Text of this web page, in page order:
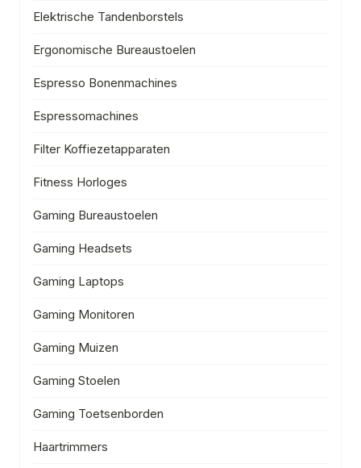
Elektrische Tandenborstels
Ergonomische Bureaustoelen
Espresso Bonenmachines
Espressomachines
Filter Koffiezetapparaten
Fitness Horloges
Gaming Bureaustoelen
Gaming Headsets
Gaming Laptops
Gaming Monitoren
Gaming Muizen
Gaming Stoelen
Gaming Toetsenborden
Haartrimmers